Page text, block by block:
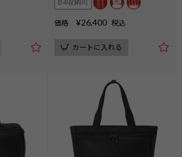
B4収納可
価格 ¥26,400 税込
カートに入れる